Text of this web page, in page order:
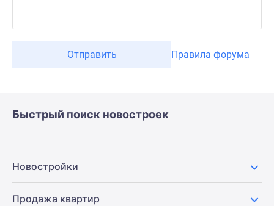
Отправить Правила форума
Быстрый поиск новостроек
Новостройки
Продажа квартир